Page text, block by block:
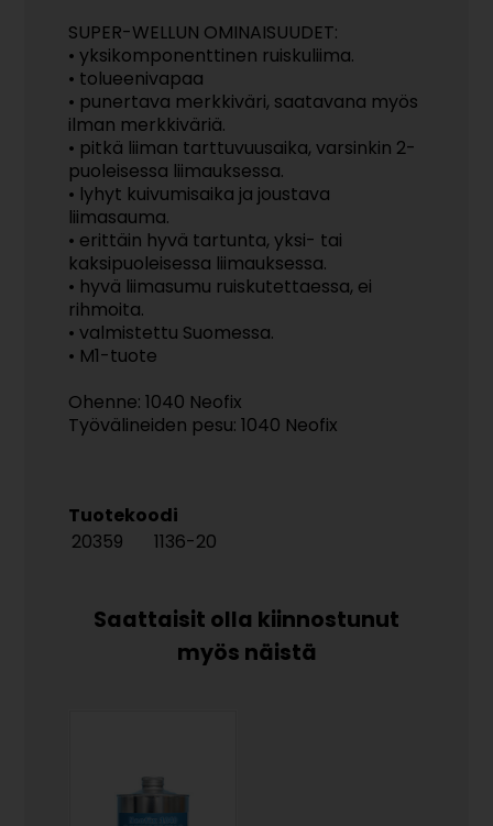
SUPER-WELLUN OMINAISUUDET:
• yksikomponenttinen ruiskuliima.
• tolueenivapaa
• punertava merkkiväri, saatavana myös
ilman merkkiväriä.
• pitkä liiman tarttuvuusaika, varsinkin 2-
puoleisessa liimauksessa.
• lyhyt kuivumisaika ja joustava
liimasauma.
• erittäin hyvä tartunta, yksi- tai
kaksipuoleisessa liimauksessa.
• hyvä liimasumu ruiskutettaessa, ei
rihmoita.
• valmistettu Suomessa.
• M1-tuote
Ohenne: 1040 Neofix
Työvälineiden pesu: 1040 Neofix
Tuotekoodi
20359
1136-20